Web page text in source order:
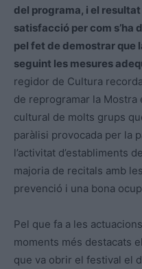
del programa, i el
satisfacció per com s’ha
pel fet de demostrar que
seguint les mesures
regidor de Cultura
de reprogramar la Mostra
cultural de molts grups
paràlisi provocada per la
l’activitat d’establiments
majoria de recitals amb
prevenció i una bona
Pel que fa a les
moments més destacats
que va obrir el festival el